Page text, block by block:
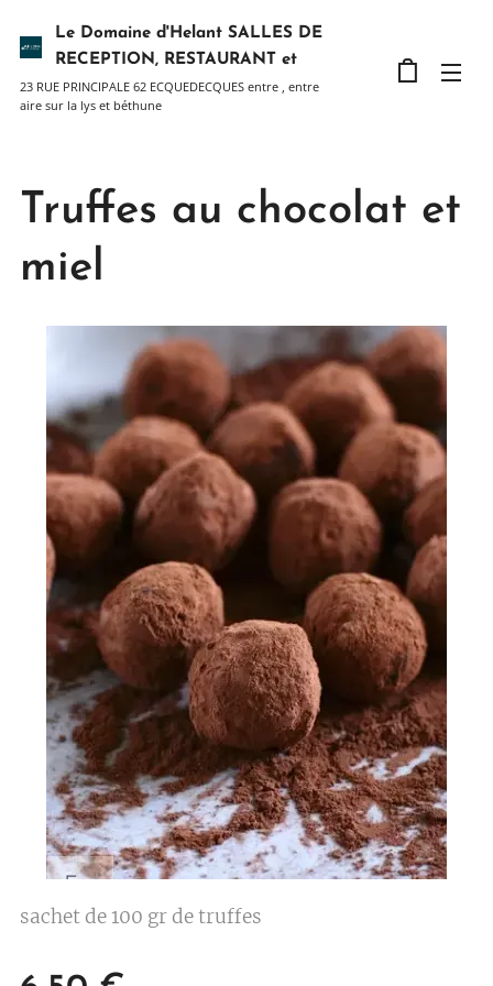
Le Domaine d'Helant SALLES DE
RECEPTION, RESTAURANT et
Hébergement
23 RUE PRINCIPALE 62 ECQUEDECQUES entre , entre
aire sur la lys et béthune
Truffes au chocolat et
miel
sachet de 100 gr de truffes